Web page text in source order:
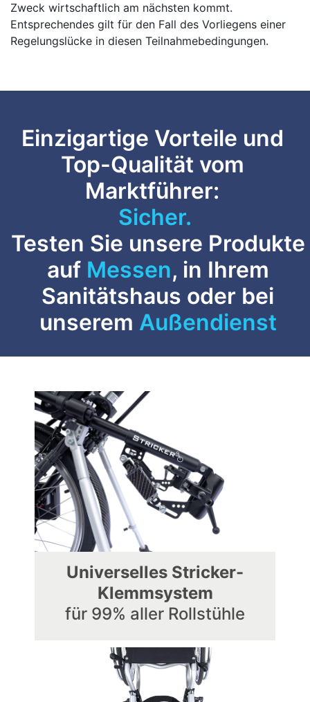
Zweck wirtschaftlich am nächsten kommt.
Entsprechendes gilt für den Fall des Vorliegens einer
Regelungslücke in diesen Teilnahmebedingungen.
Einzigartige Vorteile und
Top-Qualität vom
Marktführer:
Sicher.
Testen Sie unsere Produkte
auf Messen, in Ihrem
Sanitätshaus oder bei
unserem Außendienst
Universelles Stricker-
Klemmsystem
für 99% aller Rollstühle